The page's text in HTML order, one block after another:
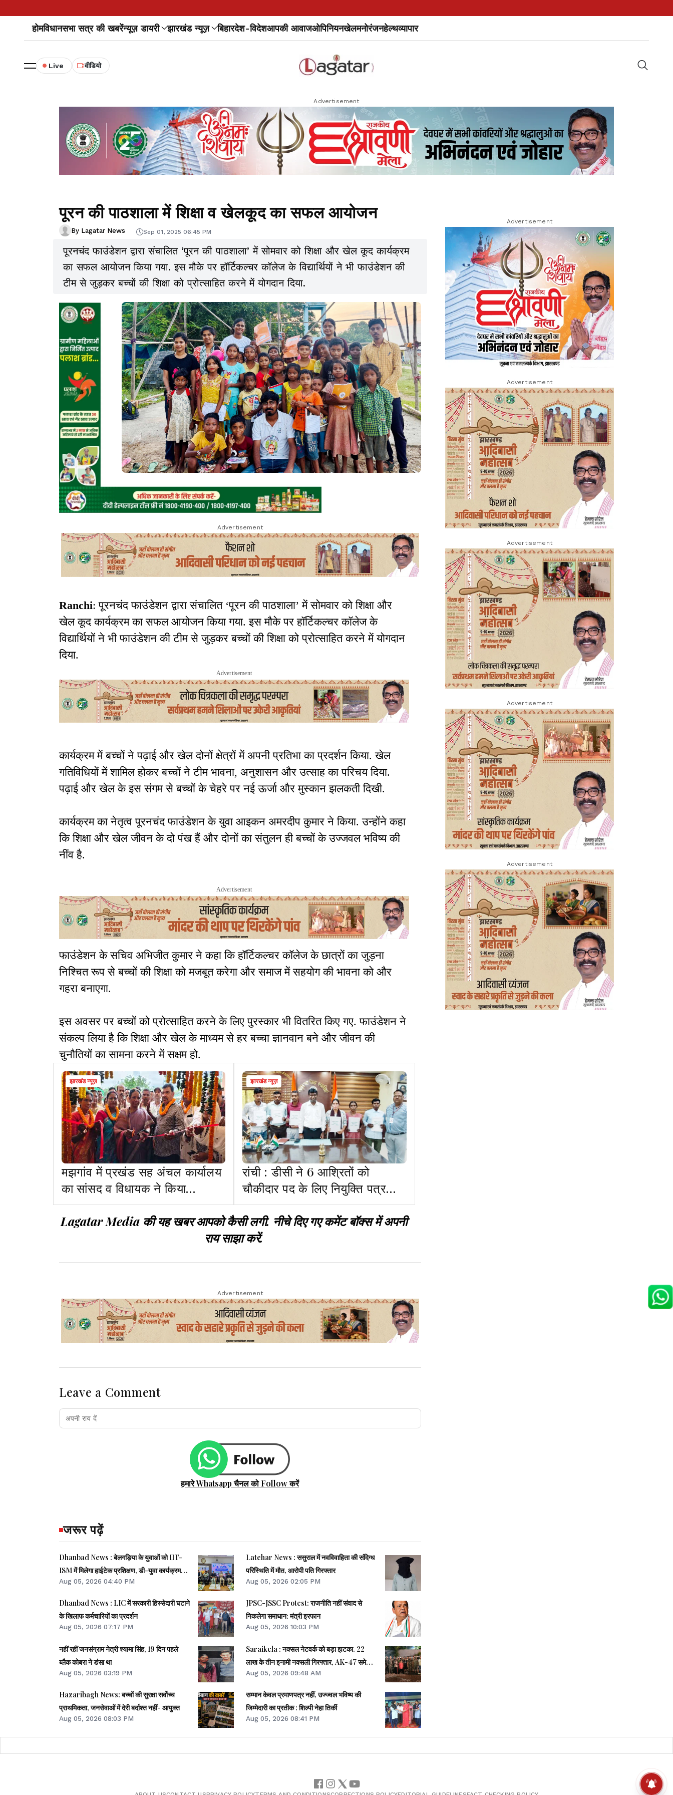
होमविधानसभा सत्र की खबरेंन्यूज़ डायरी झारखंड न्यूज़ बिहारदेश-विदेशआपकी आवाजओपिनियनखेलमनोरंजनहेल्थव्यापार
Live वीडियो
Advertisement
पूरन की पाठशाला में शिक्षा व खेलकूद का सफल आयोजन
By Lagatar News Sep 01, 2025 06:45 PM
पूरनचंद फाउंडेशन द्वारा संचालित ‘पूरन की पाठशाला’ में सोमवार को शिक्षा और खेल कूद कार्यक्रम
का सफल आयोजन किया गया. इस मौके पर हॉर्टिकल्चर कॉलेज के विद्यार्थियों ने भी फाउंडेशन की
टीम से जुड़कर बच्चों की शिक्षा को प्रोत्साहित करने में योगदान दिया.
Advertisement
Ranchi: पूरनचंद फाउंडेशन द्वारा संचालित ‘पूरन की पाठशाला’ में सोमवार को शिक्षा और
खेल कूद कार्यक्रम का सफल आयोजन किया गया. इस मौके पर हॉर्टिकल्चर कॉलेज के
विद्यार्थियों ने भी फाउंडेशन की टीम से जुड़कर बच्चों की शिक्षा को प्रोत्साहित करने में योगदान
दिया.
Advertisement
कार्यक्रम में बच्चों ने पढ़ाई और खेल दोनों क्षेत्रों में अपनी प्रतिभा का प्रदर्शन किया. खेल
गतिविधियों में शामिल होकर बच्चों ने टीम भावना, अनुशासन और उत्साह का परिचय दिया.
पढ़ाई और खेल के इस संगम से बच्चों के चेहरे पर नई ऊर्जा और मुस्कान झलकती दिखी.
कार्यक्रम का नेतृत्व पूरनचंद फाउंडेशन के युवा आइकन अमरदीप कुमार ने किया. उन्होंने कहा
कि शिक्षा और खेल जीवन के दो पंख हैं और दोनों का संतुलन ही बच्चों के उज्जवल भविष्य की
नींव है.
Advertisement
फाउंडेशन के सचिव अभिजीत कुमार ने कहा कि हॉर्टिकल्चर कॉलेज के छात्रों का जुड़ना
निश्चित रूप से बच्चों की शिक्षा को मजबूत करेगा और समाज में सहयोग की भावना को और
गहरा बनाएगा.
इस अवसर पर बच्चों को प्रोत्साहित करने के लिए पुरस्कार भी वितरित किए गए. फाउंडेशन ने
संकल्प लिया है कि शिक्षा और खेल के माध्यम से हर बच्चा ज्ञानवान बने और जीवन की
चुनौतियों का सामना करने में सक्षम हो.
झारखंड न्यूज़
मझगांव में प्रखंड सह अंचल कार्यालय
का सांसद व विधायक ने किया
उद्घाटन
झारखंड न्यूज़
रांची : डीसी ने 6 आश्रितों को
चौकीदार पद के लिए नियुक्ति पत्र
दिया
Lagatar Media की यह खबर आपको कैसी लगी. नीचे दिए गए कमेंट बॉक्स में अपनी
राय साझा करें.
Advertisement
Leave a Comment
हमारे Whatsapp चैनल को Follow करें
जरूर पढ़ें
Dhanbad News : बेलगड़िया के युवाओं को IIT-
ISM में मिलेगा हाईटेक प्रशिक्षण, डी-युवा कार्यक्रम
शुरू
Aug 05, 2026 04:40 PM
Dhanbad News : LIC में सरकारी हिस्सेदारी घटाने
के खिलाफ कर्मचारियों का प्रदर्शन
Aug 05, 2026 07:17 PM
नहीं रहीं जनसंग्राम नेत्री श्‍यामा सिंह, 19 दिन पहले
ब्‍लैक कोबरा ने डंसा था
Aug 05, 2026 03:19 PM
Hazaribagh News: बच्चों की सुरक्षा सर्वोच्च
प्राथमिकता, जनसेवाओं में देरी बर्दाश्त नहीं- आयुक्त
Aug 05, 2026 08:03 PM
Latehar News : ससुराल में नवविवाहिता की संदिग्ध
परिस्थिति में मौत, आरोपी पति गिरफ्तार
Aug 05, 2026 02:05 PM
JPSC-JSSC Protest: राजनीति नहीं संवाद से
निकलेगा समाधान: मंत्री इरफान
Aug 05, 2026 10:03 PM
Saraikela : नक्सल नेटवर्क को बड़ा झटका. 22
लाख के तीन इनामी नक्सली गिरफ्तार, AK-47 समेत
अन्य हथियार बरामद
Aug 05, 2026 09:48 AM
सम्मान केवल प्रमाणपत्र नहीं, उज्ज्वल भविष्य की
जिम्मेदारी का प्रतीक : शिल्पी नेहा तिर्की
Aug 05, 2026 08:41 PM
Advertisement
Advertisement
Advertisement
Advertisement
Advertisement